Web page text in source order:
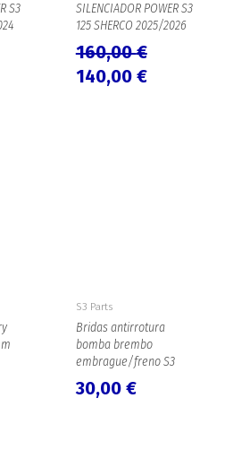
S3
SILENCIADOR POWER S3
125 SHERCO 2025/2026
160,00€
140,00 €
S3 Parts
Bridas antirrotura
bomba brembo
embrague/freno S3
30,00 €